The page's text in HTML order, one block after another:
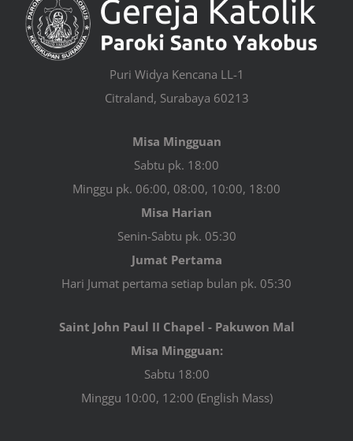
Puri Widya Kencana LL-1
Citraland, Surabaya 60213
Misa Mingguan
Sabtu pk. 18:00
Minggu pk. 06:00, 08:00, 10:00, 18:00
Misa Harian
Senin-Sabtu pk. 05:30
Jumat Pertama
Hari Jumat pertama setiap bulan pk. 05:30
Saint John Paul II Chapel - Pakuwon Mal
Misa Mingguan:
Sabtu 18:00
Minggu 10:00, 12:00 (English Mass)